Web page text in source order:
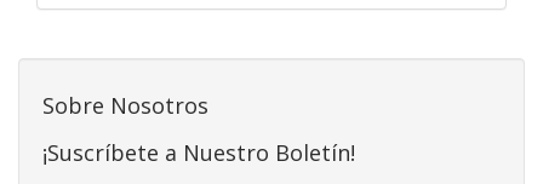
Sobre Nosotros
¡Suscríbete a Nuestro Boletín!